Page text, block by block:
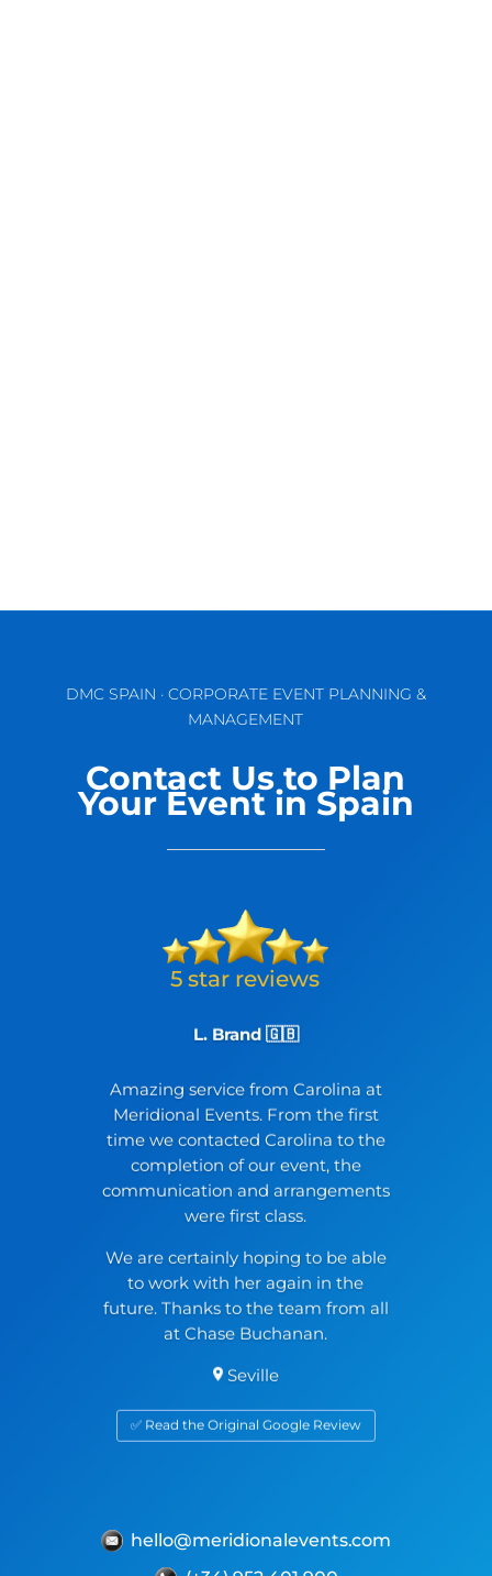
DMC SPAIN · CORPORATE EVENT PLANNING &
MANAGEMENT
Contact Us to Plan
Your Event in Spain
L. Brand 🇬🇧
Amazing service from Carolina at
Meridional Events. From the first
time we contacted Carolina to the
completion of our event, the
communication and arrangements
were first class.
We are certainly hoping to be able
to work with her again in the
future. Thanks to the team from all
at Chase Buchanan.
Seville
✅ Read the Original Google Review